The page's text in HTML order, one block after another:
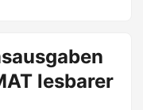
installiert wurde.
lesbarer